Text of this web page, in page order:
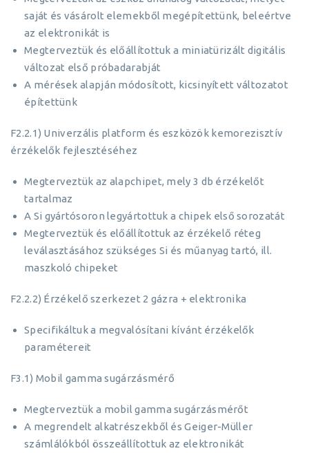
saját és vásárolt elemekből megépítettünk, beleértve
az elektronikát is
Megterveztük és előállítottuk a miniatürizált digitális
változat első próbadarabját
A mérések alapján módosított, kicsinyített változatot
építettünk
F2.2.1) Univerzális platform és eszközök kemorezisztív
érzékelők fejlesztéséhez
Megterveztük az alapchipet, mely 3 db érzékelőt
tartalmaz
A Si gyártósoron legyártottuk a chipek első sorozatát
Megterveztük és előállítottuk az érzékelő réteg
leválasztásához szükséges Si és műanyag tartó, ill.
maszkoló chipeket
F2.2.2) Érzékelő szerkezet 2 gázra + elektronika
Specifikáltuk a megvalósítani kívánt érzékelők
paramétereit
F3.1) Mobil gamma sugárzásmérő
Megterveztük a mobil gamma sugárzásmérőt
A megrendelt alkatrészekből és Geiger-Müller
számlálókból összeállítottuk az elektronikát